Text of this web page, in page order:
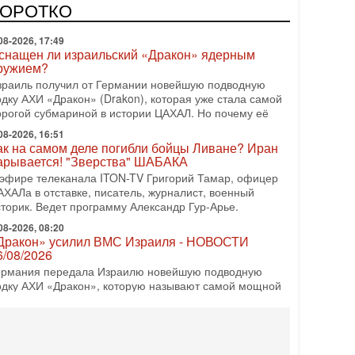
политический альянс? Что произойдет с
раскладом сил, если арабский список
2026, 17:49
ли израильский «Дракон» ядерным
получил от Германии новейшую подводную
АХИ «Дракон» (Drakon), которая уже стала самой
субмариной в истории ЦАХАЛ. Но почему её
2026, 16:51
на самом деле погибли бойцы Ливане? Иран
"Зверства" ШАБАКА
телеканала ITON-TV Григорий Тамар, офицер
в отставке, писатель, журналист, военный
Ведет программу Александр Гур-Арье.
2026, 08:20
усилил ВМС Израиля - НОВОСТИ
08/2026
передала Израилю новейшую подводную
АХИ «Дракон», которую называют самой мощной